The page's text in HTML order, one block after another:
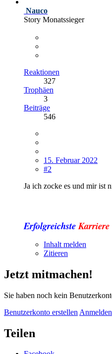
Nauco
Story Monatssieger
Reaktionen
327
Trophäen
3
Beiträge
546
15. Februar 2022
#2
Ja ich zocke es und mir ist
ErfolgreichsteKarriere
Inhalt melden
Zitieren
Jetzt mitmachen!
Sie haben noch kein
Benutzerkonto erstellen Anmelden
Teilen